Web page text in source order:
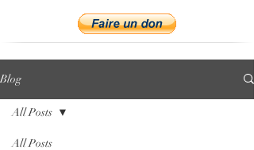
Blog
All Posts
All Posts